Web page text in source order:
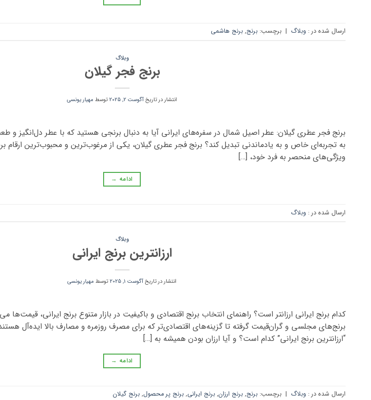
ارسال شده در : وبلاگ | برچسب: برنج, برنج هاشمی
وبلاگ
برنج فجر گیلان
انتشار در تاریخآگوست 2, 2025 توسط مهیار یونسی
برنج فجر عطری گیلان: عطر اصیل شمال در سفره‌های ایرانی آیا به دنبال برنجی هستید که با عطر دل‌انگیز و
به تجربه‌ای خاص و به یادماندنی تبدیل کند؟ برنج فجر عطری گیلان، یکی از مرغوب‌ترین و محبوب‌ترین ارقام
ویژگی‌های منحصر به فرد خود، […]
ادامه →
ارسال شده در : وبلاگ
وبلاگ
ارزانترین برنج ایرانی
انتشار در تاریخآگوست 1, 2025 توسط مهیار یونسی
کدام برنج ایرانی ارزانتر است؟ راهنمای انتخاب برنج اقتصادی و باکیفیت در بازار متنوع برنج ایرانی، قیمت‌ها
برنج‌های مجلسی و گران‌قیمت گرفته تا گزینه‌های اقتصادی‌تر که برای مصرف روزمره و مصارف بالا ایده‌آل
“ارزانترین برنج ایرانی” کدام است؟ و آیا ارزان بودن همیشه به […]
ادامه →
ارسال شده در : وبلاگ | برچسب: برنج, برنج ارزان, برنج ایرانی, برنج پر محصول, برنج گیلان